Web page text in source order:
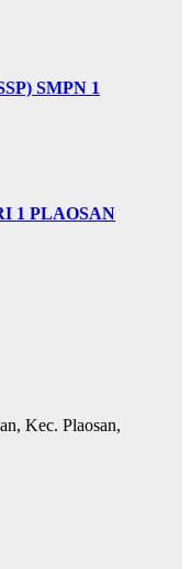
SMPN 1
1 PLAOSAN
Kec. Plaosan,